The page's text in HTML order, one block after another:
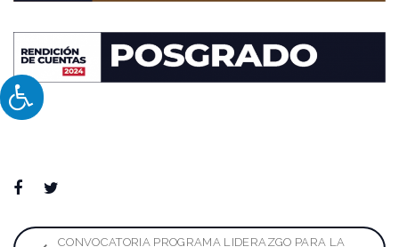
Facebook
CONVOCATORIA PROGRAMA LIDERAZGO PARA LA